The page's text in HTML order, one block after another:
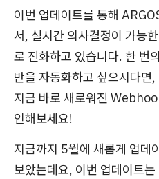
이번 업데이트를 통해
서, 실시간 의사결정이 가능
로 진화하고 있습니다. 한 번
반을 자동화하고 싶으시다면,
지금 바로 새로워진
인해보세요!
지금까지 5월에 새롭게 업데
보았는데요, 이번 업데이트